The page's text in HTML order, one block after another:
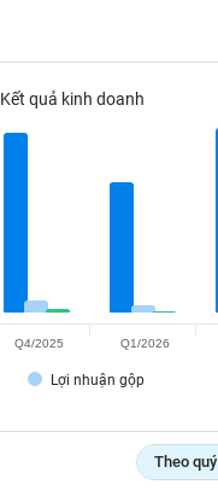
Kết quả kinh doanh
Lợi nhuận gộp
Q4/2025 Q1/2026
Theo quý